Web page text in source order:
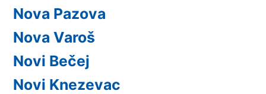
Nova Pazova
Nova Varoš
Novi Bečej
Novi Knezevac